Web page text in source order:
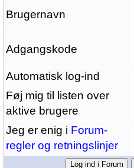
Brugernavn
Adgangskode
Automatisk log-ind
Føj mig til listen over
aktive brugere
Jeg er enig i Forum-
regler og retningslinjer